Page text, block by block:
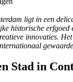
ligt in een
historische erfgoed
innovaties.
Stad in